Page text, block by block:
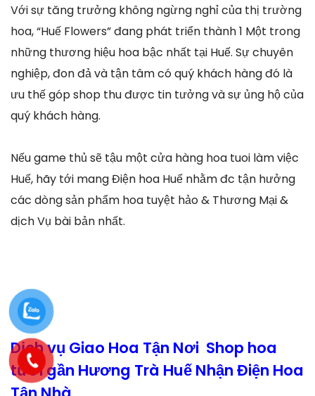
Với sự tăng trưởng không ngừng nghỉ của thị trường
hoa, “Huế Flowers” đang phát triển thành 1 Một trong
những thương hiệu hoa bậc nhất tại Huế. Sự chuyên
nghiệp, đon đả và tận tâm có quý khách hàng đó là
ưu thế góp shop thu được tin tưởng và sự ủng hộ của
quý khách hàng.
Nếu game thủ sẽ tậu một cửa hàng hoa tuoi làm việc
Huế, hãy tới mang Điện hoa Huế nhằm đc tận hưởng
các dòng sản phẩm hoa tuyệt hảo & Thương Mại &
dịch Vụ bài bản nhất.
Dịch vụ Giao Hoa Tận Nơi Shop hoa
tươi gần Hương Trà Huế Nhận Điện Hoa